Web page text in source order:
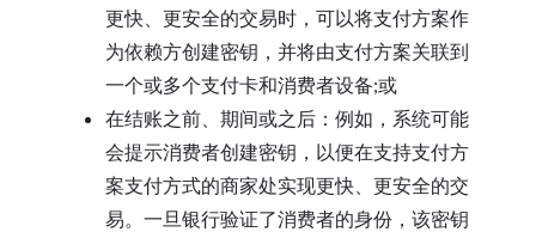
更快、更安全的交易时，可以将支付方案作
为依赖方创建密钥，并将由支付方案关联到
一个或多个支付卡和消费者设备;或
在结账之前、期间或之后：例如，系统可能
会提示消费者创建密钥，以便在支持支付方
案支付方式的商家处实现更快、更安全的交
易。一旦银行验证了消费者的身份，该密钥